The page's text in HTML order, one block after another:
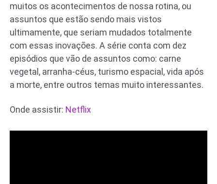
muitos os acontecimentos de nossa rotina, ou
assuntos que estão sendo mais vistos
ultimamente, que seriam mudados totalmente
com essas inovações. A série conta com dez
episódios que vão de assuntos como: carne
vegetal, arranha-céus, turismo espacial, vida após
a morte, entre outros temas muito interessantes.
Onde assistir: Netflix